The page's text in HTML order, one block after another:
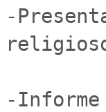
-
-